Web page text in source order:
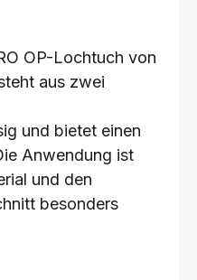
OP-Lochtuch von
aus zwei
und bietet einen
Anwendung ist
und den
besonders